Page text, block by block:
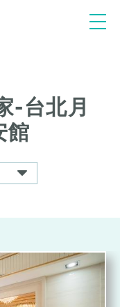
-台北月
館